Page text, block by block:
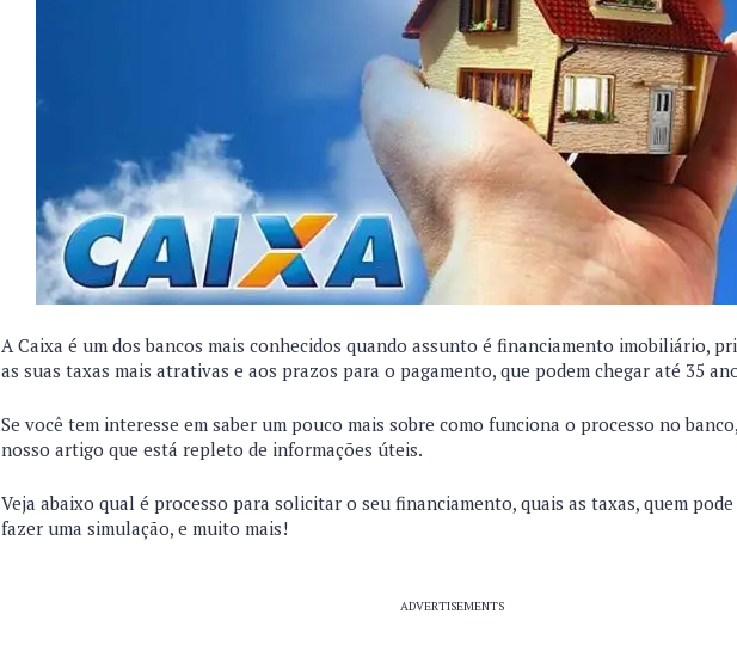
A Caixa é um dos bancos mais conhecidos quando assunto é financiamento imobiliário,
as suas taxas mais atrativas e aos prazos para o pagamento, que podem chegar até 35
Se você tem interesse em saber um pouco mais sobre como funciona o processo no
nosso artigo que está repleto de informações úteis.
Veja abaixo qual é processo para solicitar o seu financiamento, quais as taxas, quem
fazer uma simulação, e muito mais!
ADVERTISEMENTS